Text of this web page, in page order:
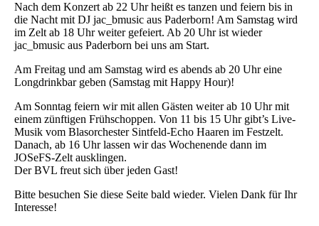
Nach dem Konzert ab 22 Uhr heißt es tanzen und feiern bis in
die Nacht mit DJ jac_bmusic aus Paderborn! Am Samstag wird
im Zelt ab 18 Uhr weiter gefeiert. Ab 20 Uhr ist wieder
jac_bmusic aus Paderborn bei uns am Start.
Am Freitag und am Samstag wird es abends ab 20 Uhr eine
Longdrinkbar geben (Samstag mit Happy Hour)!
Am Sonntag feiern wir mit allen Gästen weiter ab 10 Uhr mit
einem zünftigen Frühschoppen. Von 11 bis 15 Uhr gibt’s Live-
Musik vom Blasorchester Sintfeld-Echo Haaren im Festzelt.
Danach, ab 16 Uhr lassen wir das Wochenende dann im
JOSeFS-Zelt ausklingen.
Der BVL freut sich über jeden Gast!
Bitte besuchen Sie diese Seite bald wieder. Vielen Dank für Ihr
Interesse!